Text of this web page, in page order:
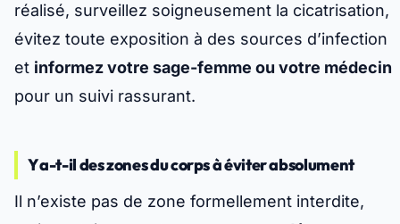
réalisé, surveillez soigneusement la cicatrisation,
évitez toute exposition à des sources d’infection
et informez votre sage-femme ou votre médecin
pour un suivi rassurant.
Y a-t-il des zones du corps à éviter absolument
Il n’existe pas de zone formellement interdite,